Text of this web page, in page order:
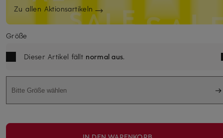
Zu allen Aktionsartikeln
Größe
Dieser Artikel fällt normal aus.
Bitte Größe wählen